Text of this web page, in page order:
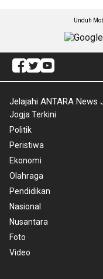
Unduh
Jelajahi ANTARA News
Jogja Terkini
Politik
Peristiwa
Ekonomi
Olahraga
Pendidikan
Nasional
Nusantara
Foto
Video